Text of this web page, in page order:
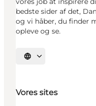
bedste sider af det,
og vi håber, du finder
opleve og se.
Vælg sprog
Vores sites